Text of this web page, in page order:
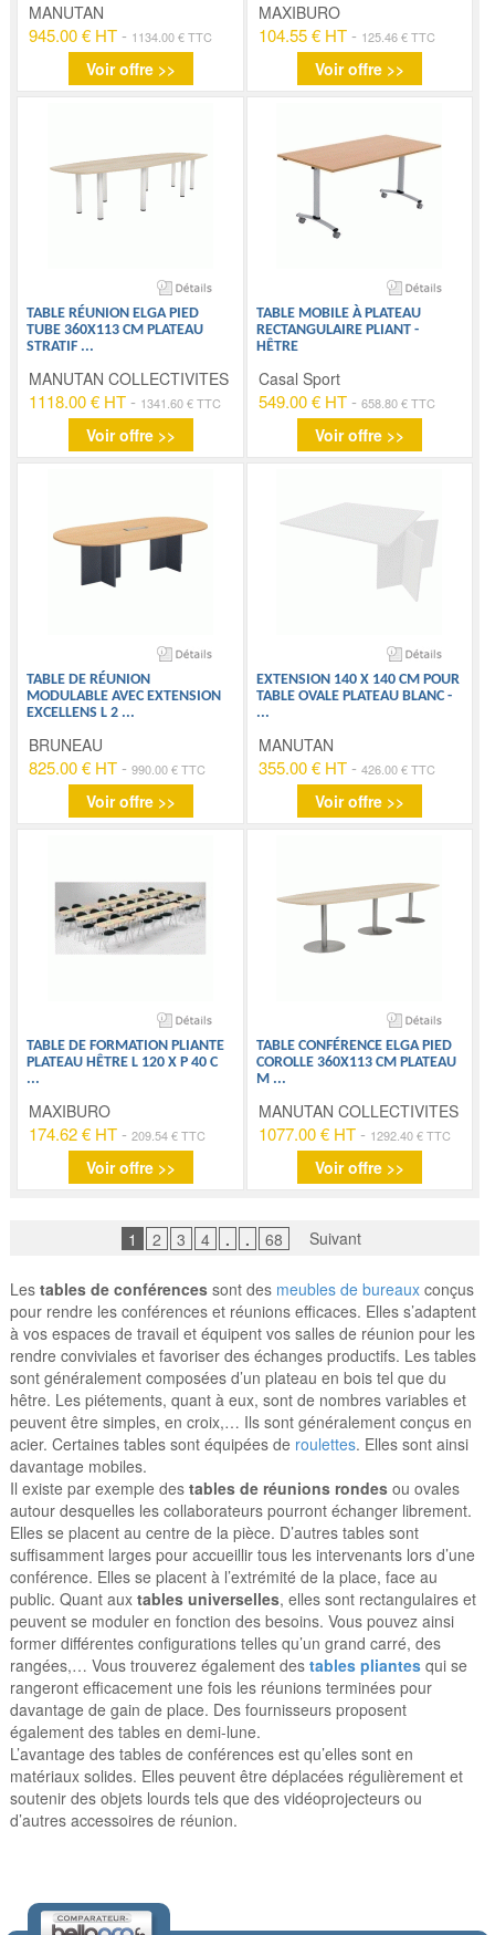
MANUTAN
945.00 € HT - 1134.00 € TTC
Voir offre >>
MAXIBURO
104.55 € HT- 125.46 € TTC
Voir offre >>
TABLE RÉUNION ELGA PIED
TUBE 360X113 CM PLATEAU
STRATIF ...
MANUTAN COLLECTIVITES
1118.00 € HT - 1341.60 € TTC
Voir offre >>
TABLE MOBILE À PLATEAU
RECTANGULAIRE PLIANT -
HÊTRE
Casal Sport
549.00 € HT- 658.80 € TTC
Voir offre >>
TABLE DE RÉUNION
MODULABLE AVEC EXTENSION
EXCELLENS L 2 ...
BRUNEAU
825.00 € HT -990.00 € TTC
Voir offre >>
EXTENSION 140 X 140 CM POUR
TABLE OVALE PLATEAU BLANC -
...
MANUTAN
355.00 € HT- 426.00 € TTC
Voir offre >>
TABLE DE FORMATION PLIANTE
PLATEAU HÊTRE L 120 X P 40 C
...
MAXIBURO
174.62 € HT -209.54 € TTC
Voir offre >>
TABLE CONFÉRENCE ELGA PIED
COROLLE 360X113 CM PLATEAU
M ...
MANUTAN COLLECTIVITES
1077.00 € HT- 1292.40 € TTC
Voir offre >>
1 2 3 4 . . 68 Suivant
Lestables de conférences sont des meubles de bureaux conçus
pour rendre les conférences et réunions efficaces. Elles s’adaptent
à vos espaces de travail et équipent vos salles de réunion pour les
rendre conviviales et favoriser des échanges productifs. Les tables
sont généralement composées d’un plateau en bois tel que du
hêtre. Les piétements, quant à eux, sont de nombres variables et
peuvent être simples, en croix,… Ils sont généralement conçus en
acier. Certaines tables sont équipées de roulettes. Elles sont ainsi
davantage mobiles.
Il existe par exemple destables de réunions rondes ou ovales
autour desquelles les collaborateurs pourront échanger librement.
Elles se placent au centre de la pièce. D’autres tables sont
suffisamment larges pour accueillir tous les intervenants lors d’une
conférence. Elles se placent à l’extrémité de la place, face au
public. Quant auxtables universelles, elles sont rectangulaires et
peuvent se moduler en fonction des besoins. Vous pouvez ainsi
former différentes configurations telles qu’un grand carré, des
rangées,… Vous trouverez également destables pliantes qui se
rangeront efficacement une fois les réunions terminées pour
davantage de gain de place. Des fournisseurs proposent
également des tables en demi-lune.
L’avantage des tables de conférences est qu’elles sont en
matériaux solides. Elles peuvent être déplacées régulièrement et
soutenir des objets lourds tels que des vidéoprojecteurs ou
d’autres accessoires de réunion.